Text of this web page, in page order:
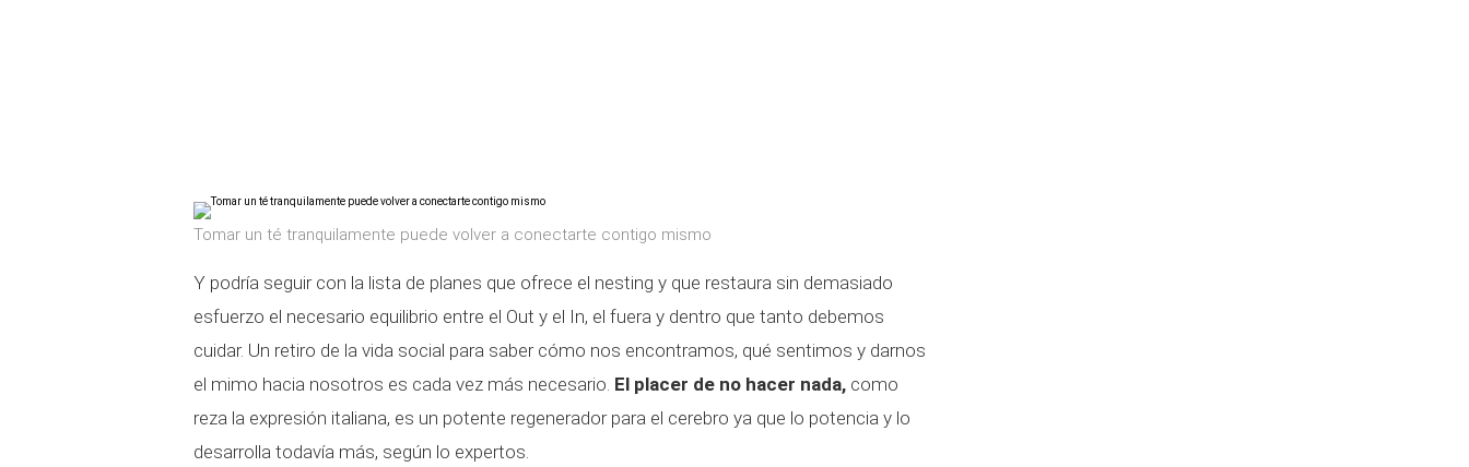
Tomar un té tranquilamente puede volver a conectarte contigo mismo
Y podría seguir con la lista de planes que ofrece el nesting y que restaura sin demasiado
esfuerzo el necesario equilibrio entre el Out y el In, el fuera y dentro que tanto debemos
cuidar. Un retiro de la vida social para saber cómo nos encontramos, qué sentimos y darnos
el mimo hacia nosotros es cada vez más necesario. El placer de no hacer nada, como
reza la expresión italiana, es un potente regenerador para el cerebro ya que lo potencia y lo
desarrolla todavía más, según lo expertos.